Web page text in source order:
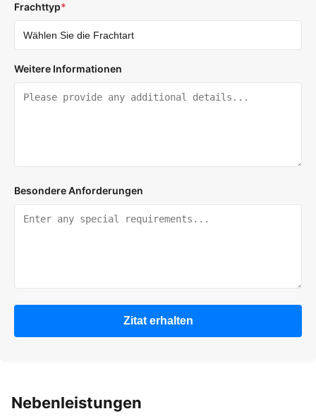
Frachttyp*
Weitere Informationen
Besondere Anforderungen
Zitat erhalten
Nebenleistungen